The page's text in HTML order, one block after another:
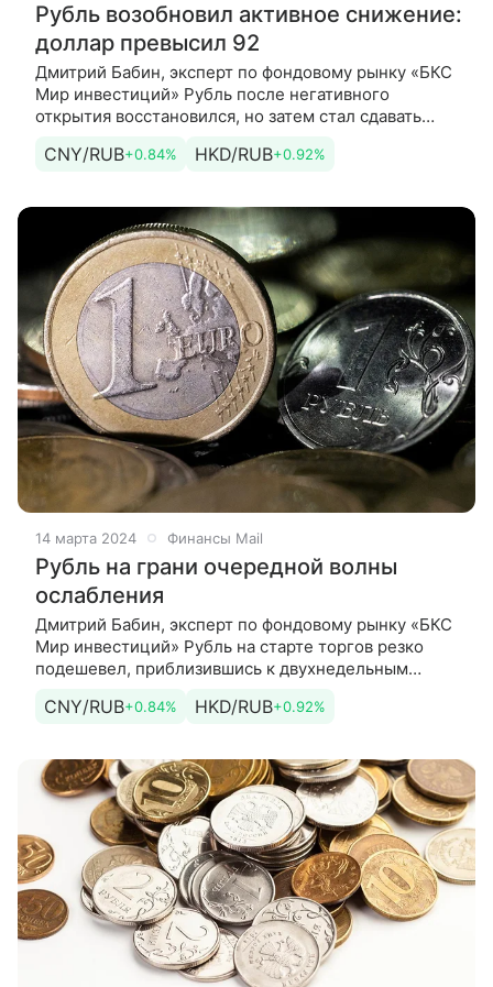
Рубль возобновил активное снижение:
доллар превысил 92
Дмитрий Бабин, эксперт по фондовому рынку «БКС
Мир инвестиций» Рубль после негативного
открытия восстановился, но затем стал сдавать
CNY/RUB+0.84% HKD/RUB+0.92%
14 марта 2024 Финансы Mail
Рубль на грани очередной волны
ослабления
Дмитрий Бабин, эксперт по фондовому рынку «БКС
Мир инвестиций» Рубль на старте торгов резко
подешевел, приблизившись к двухнедельным
CNY/RUB+0.84% HKD/RUB+0.92%